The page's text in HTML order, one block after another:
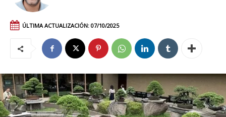
ÚLTIMA ACTUALIZACIÓN: 07/10/2025